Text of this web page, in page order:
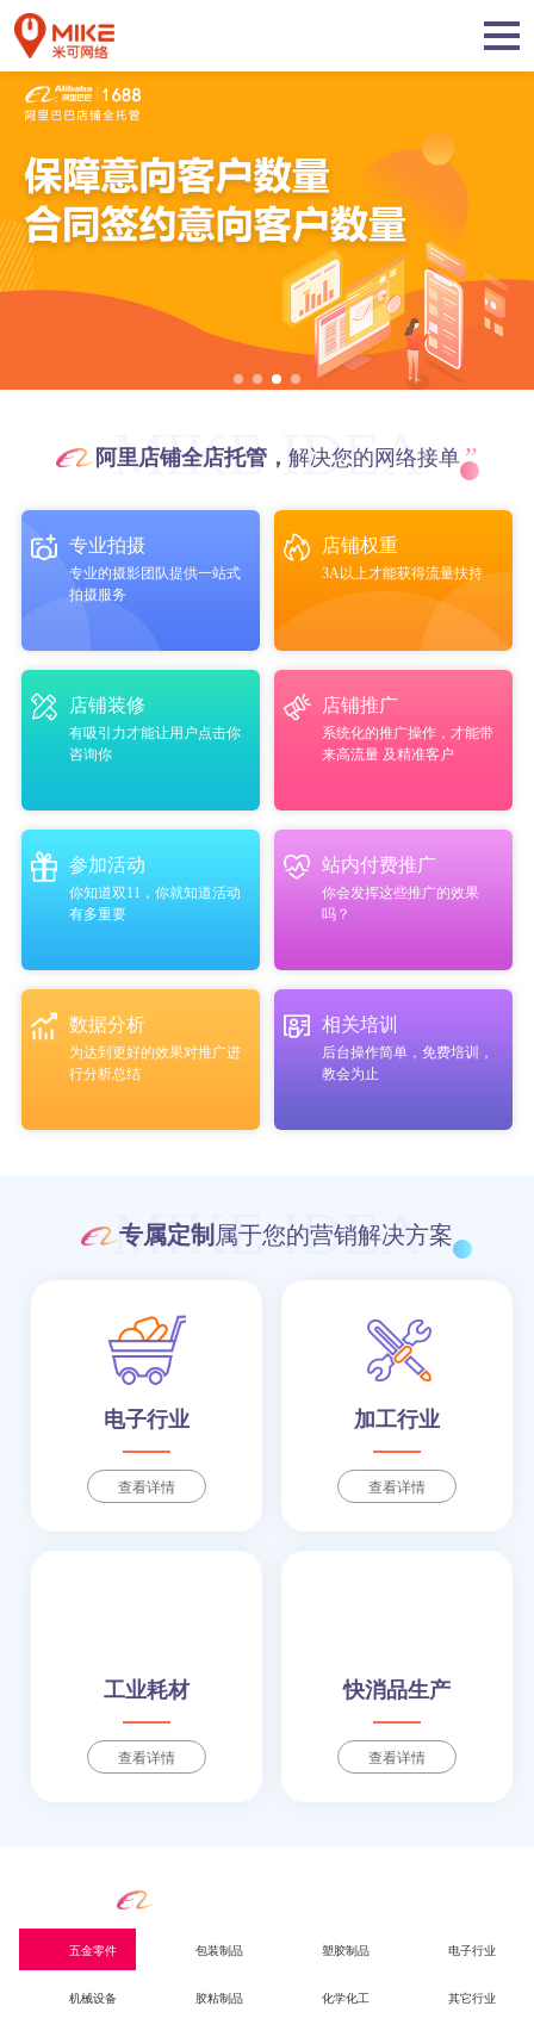
MIKE IDEA
阿里店铺全店托管， 解决您的网络接单 ”
专业拍摄
专业的摄影团队提供一站式
拍摄服务
店铺权重
3A以上才能获得流量扶持
店铺装修
有吸引力才能让用户点击你
咨询你
店铺推广
系统化的推广操作，才能带
来高流量 及精准客户
参加活动
你知道双11，你就知道活动
有多重要
站内付费推广
你会发挥这些推广的效果
吗？
数据分析
为达到更好的效果对推广进
行分析总结
相关培训
后台操作简单，免费培训，
教会为止
MIKE IDEA
专属定制 属于您的营销解决方案
电子行业
查看详情
加工行业
查看详情
工业耗材
查看详情
快消品生产
查看详情
五金零件 包装制品 塑胶制品 电子行业
机械设备 胶粘制品 化学化工 其它行业